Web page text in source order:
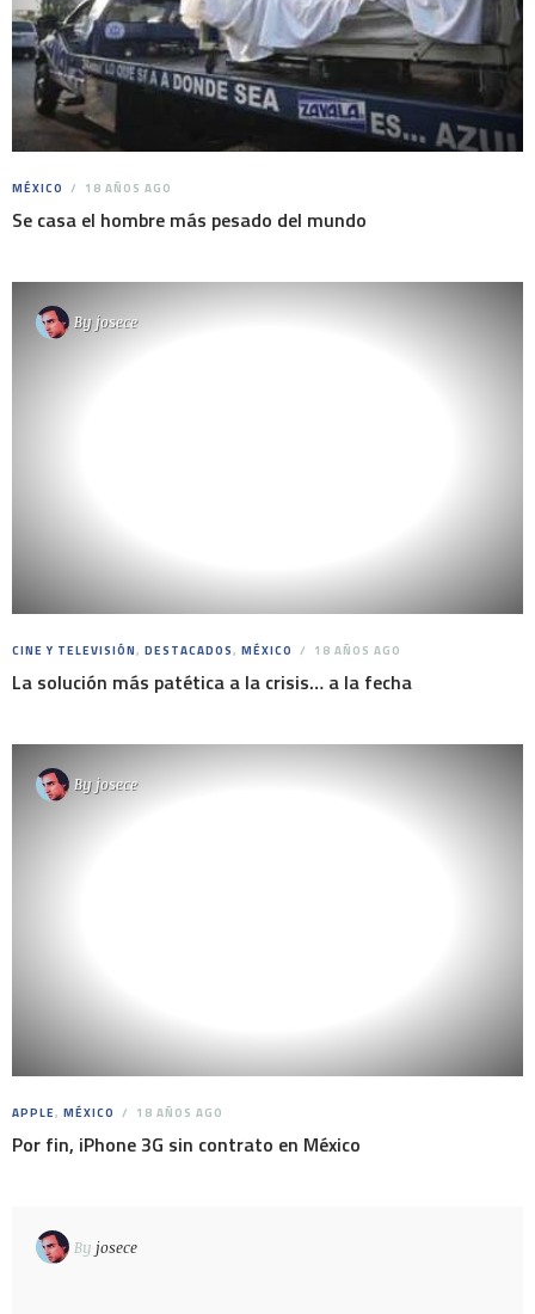
MÉXICO 18 AÑOS AGO
Se casa el hombre más pesado del mundo
By josece
CINE Y TELEVISIÓN, DESTACADOS, MÉXICO 18 AÑOS AGO
La solución más patética a la crisis… a la fecha
By josece
APPLE, MÉXICO 18 AÑOS AGO
Por fin, iPhone 3G sin contrato en México
By josece